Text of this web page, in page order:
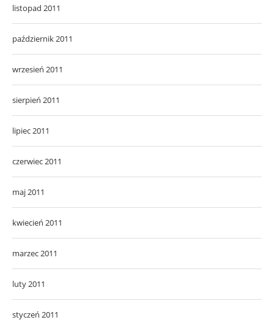
listopad 2011
październik 2011
wrzesień 2011
sierpień 2011
lipiec 2011
czerwiec 2011
maj 2011
kwiecień 2011
marzec 2011
luty 2011
styczeń 2011